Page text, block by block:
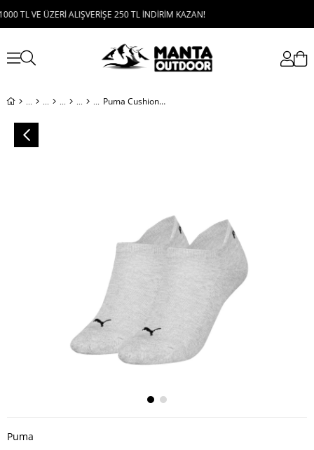
VE ÜZERİ ALIŞVERİŞE 250 TL İNDİRİM KAZAN!
Puma Cushioned Sneaker Kadın Çorap
Puma